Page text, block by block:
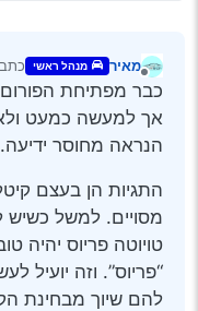
מאיר מנהל ראשי
כבר מפתיחת
אך למעשה כמעט
הנראה מחוסר ידיעה.
התגיות הן בעצם
מסויים. למשל כשיש
טויוטה פריוס יהיה
“פריוס”. וזה יועיל
להם שיוך מבחינת